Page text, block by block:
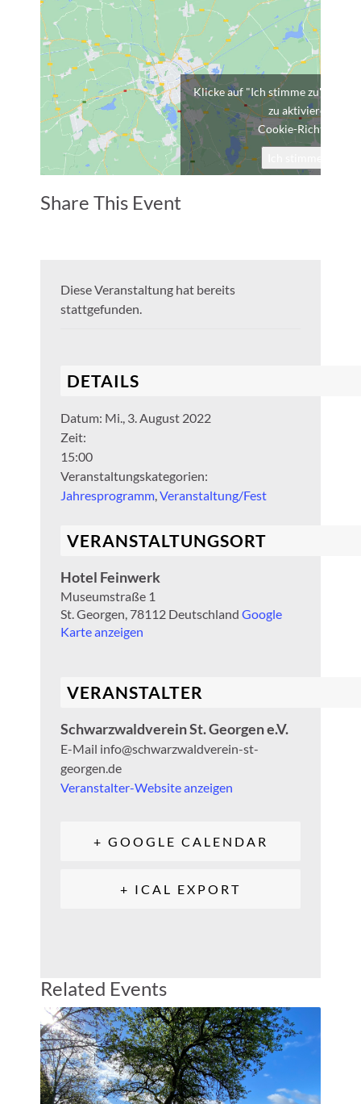
Klicke auf "Ich stimme zu", um
zu aktivieren
Cookie-Richtlinie
Share This Event
Diese Veranstaltung hat bereits
stattgefunden.
DETAILS
Datum: Mi., 3. August 2022
Zeit:
15:00
Veranstaltungskategorien:
Jahresprogramm Veranstaltung/Fest
VERANSTALTUNGSORT
Hotel Feinwerk
Museumstraße 1
St. Georgen 78112 Deutschland Google
Karte anzeigen
VERANSTALTER
Schwarzwaldverein St. Georgen e.V.
E-Mail info@schwarzwaldverein-st-
georgen.de
Veranstalter-Website anzeigen
+ GOOGLE CALENDAR
+ ICAL EXPORT
Related Events